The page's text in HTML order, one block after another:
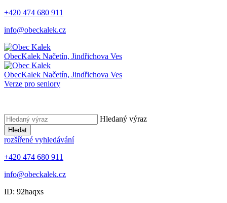
+420 474 680 911
info@obeckalek.cz
ObecKalek Načetín, Jindřichova Ves
ObecKalek Načetín, Jindřichova Ves
Verze pro seniory
Hledaný výraz
Hledat
rozšířené vyhledávání
+420 474 680 911
info@obeckalek.cz
ID: 92haqxs